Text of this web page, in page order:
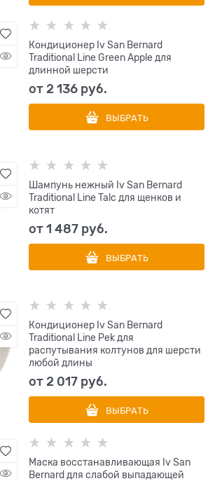
Кондиционер Iv San Bernard
Traditional Line Green Apple для
длинной шерсти
от2 136 руб.
ВЫБРАТЬ
Шампунь нежный Iv San Bernard
Traditional Line Talc для щенков и
котят
от1 487 руб.
ВЫБРАТЬ
Кондиционер Iv San Bernard
Traditional Line Pek для
распутывания колтунов для шерсти
любой длины
от2 017 руб.
ВЫБРАТЬ
Маска восстанавливающая Iv San
Bernard для слабой выпадающей